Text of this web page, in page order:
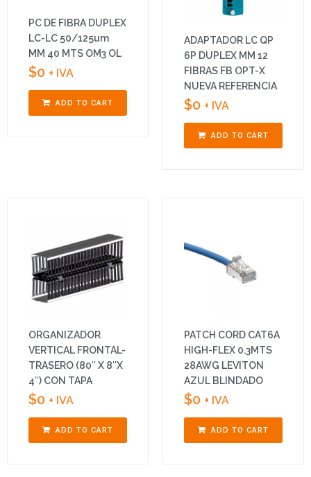
PC DE FIBRA DUPLEX
LC-LC 50/125um
MM 40 MTS OM3 OL
$0 + IVA
ADD TO CART
ADAPTADOR LC QP
6P DUPLEX MM 12
FIBRAS FB OPT-X
NUEVA REFERENCIA
$0 + IVA
ADD TO CART
ORGANIZADOR
VERTICAL FRONTAL-
TRASERO (80″ X 8″X
4″) CON TAPA
$0 + IVA
ADD TO CART
PATCH CORD CAT6A
HIGH-FLEX 0.3MTS
28AWG LEVITON
AZUL BLINDADO
$0 + IVA
ADD TO CART